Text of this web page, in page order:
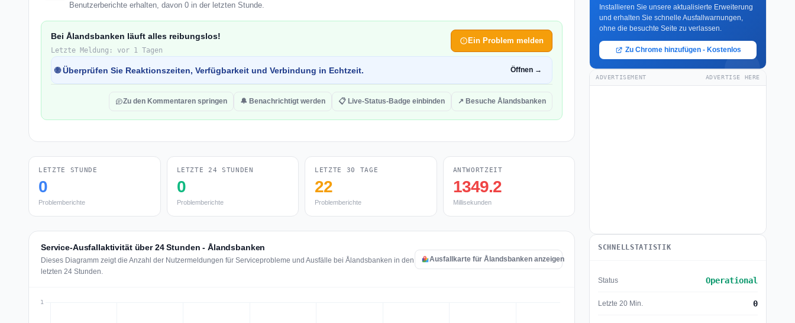
Benutzerberichte erhalten, davon 0 in der letzten Stunde.
Bei Ålandsbanken läuft alles reibungslos!
Letzte Meldung: vor 1 Tagen
Ein Problem melden
🌐 Überprüfen Sie Reaktionszeiten, Verfügbarkeit und Verbindung in Echtzeit. Öffnen →
Zu den Kommentaren springen 🔔 Benachrichtigt werden 📋 Live-Status-Badge einbinden ↗ Besuche Ålandsbanken
LETZTE STUNDE
0
Problemberichte
LETZTE 24 STUNDEN
0
Problemberichte
LETZTE 30 TAGE
22
Problemberichte
ANTWORTZEIT
1349.2
Millisekunden
Service-Ausfallaktivität über 24 Stunden - Ålandsbanken
Dieses Diagramm zeigt die Anzahl der Nutzermeldungen für Serviceprobleme und Ausfälle bei Ålandsbanken in den
letzten 24 Stunden.
Ausfallkarte für Ålandsbanken anzeigen
Installieren Sie unsere aktualisierte Erweiterung
und erhalten Sie schnelle Ausfallwarnungen,
ohne die besuchte Seite zu verlassen.
Zu Chrome hinzufügen - Kostenlos
ADVERTISEMENT ADVERTISE HERE
SCHNELLSTATISTIK
Status Operational
Letzte 20 Min. 0